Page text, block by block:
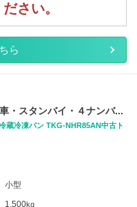
さい。
ら
・スタンバイ・４ナンバ...
蔵冷凍バン TKG-NHR85AN中古ト
小型
1,500kg